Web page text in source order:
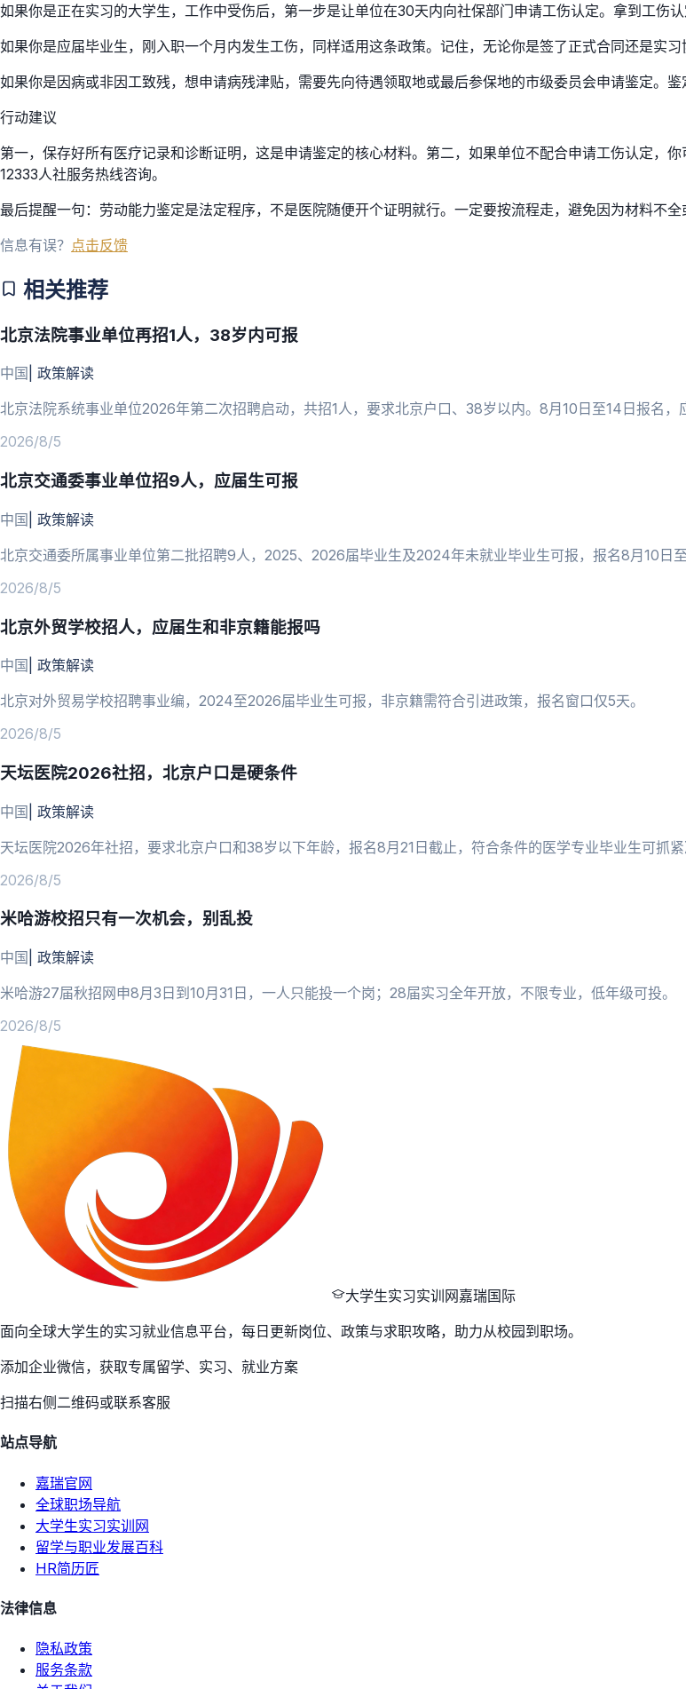
如果你是正在实习的大学生，工作中受伤后，第一步是让单位在30天内向社保部门申请工伤认定。拿到工伤认
如果你是应届毕业生，刚入职一个月内发生工伤，同样适用这条政策。记住，无论你是签了正式合同还是实习
如果你是因病或非因工致残，想申请病残津贴，需要先向待遇领取地或最后参保地的市级委员会申请鉴定。鉴
行动建议
第一，保存好所有医疗记录和诊断证明，这是申请鉴定的核心材料。第二，如果单位不配合申请工伤认定，
12333人社服务热线咨询。
最后提醒一句：劳动能力鉴定是法定程序，不是医院随便开个证明就行。一定要按流程走，避免因为材料不全
信息有误？ 点击反馈
相关推荐
北京法院事业单位再招1人，38岁内可报
中国 政策解读
北京法院系统事业单位2026年第二次招聘启动，共招1人，要求北京户口、38岁以内。8月10日至14日报名，
2026/8/5
北京交通委事业单位招9人，应届生可报
中国 政策解读
北京交通委所属事业单位第二批招聘9人，2025、2026届毕业生及2024年未就业毕业生可报，报名8月10日至
2026/8/5
北京外贸学校招人，应届生和非京籍能报吗
中国 政策解读
北京对外贸易学校招聘事业编，2024至2026届毕业生可报，非京籍需符合引进政策，报名窗口仅5天。
2026/8/5
天坛医院2026社招，北京户口是硬条件
中国 政策解读
天坛医院2026年社招，要求北京户口和38岁以下年龄，报名8月21日截止，符合条件的医学专业毕业生可抓紧
2026/8/5
米哈游校招只有一次机会，别乱投
中国 政策解读
米哈游27届秋招网申8月3日到10月31日，一人只能投一个岗；28届实习全年开放，不限专业，低年级可投。
2026/8/5
大学生实习实训网嘉瑞国际
面向全球大学生的实习就业信息平台，每日更新岗位、政策与求职攻略，助力从校园到职场。
添加企业微信，获取专属留学、实习、就业方案
扫描右侧二维码或联系客服
站点导航
嘉瑞官网
全球职场导航
大学生实习实训网
留学与职业发展百科
HR简历匠
法律信息
隐私政策
服务条款